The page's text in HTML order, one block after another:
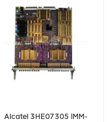
Alcatel 3HE07305 IMM-